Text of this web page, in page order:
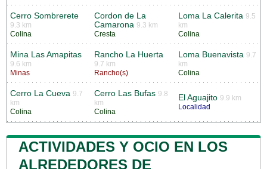
Cerro Sombrerete
9.3 km
Colina
Cordon de La
Camarona 9.3 km
Cresta
Loma La Calerita 9.5
km
Colina
Mina Las Amapitas
9.6 km
Minas
Rancho La Huerta
9.7 km
Rancho(s)
Loma Buenavista 9.7
km
Colina
Cerro La Cueva 9.7
km
Colina
Cerro Las Bufas 9.8
km
Colina
El Aguajito 9.9 km
Localidad
ACTIVIDADES Y OCIO EN LOS
ALREDEDORES DE